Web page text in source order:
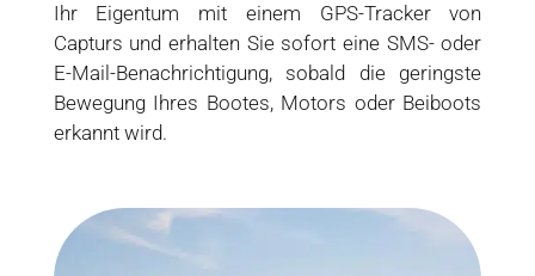
Ihr Eigentum mit einem GPS-Tracker von
Capturs und erhalten Sie sofort eine SMS- oder
E-Mail-Benachrichtigung, sobald die geringste
Bewegung Ihres Bootes, Motors oder Beiboots
erkannt wird.